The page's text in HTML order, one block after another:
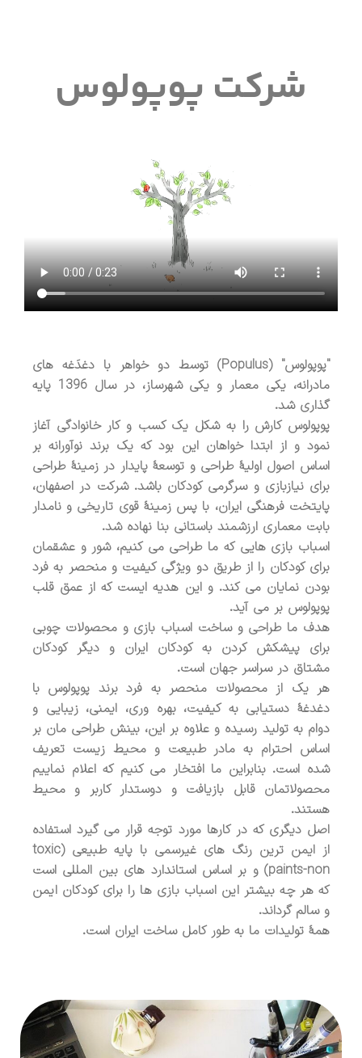
شرکت پوپولوس
"پوپولوس" (Populus) توسط دو خواهر با دغدَغه های
مادرانه، یکی معمار و یکی شهرساز، در سال 1396 پایه
گذاری شد.
پوپولوس کارش را به شکل یک کسب و کار خانوادگی آغاز
نمود و از ابتدا خواهان این بود که یک برند نوآورانه بر
اساس اصول اولیۀ طراحی و توسعۀ پایدار در زمینۀ طراحی
برای نیازبازی و سرگرمی کودکان باشد. شرکت در اصفهان،
پایتخت فرهنگی ایران، با پس زمینۀ قوی تاریخی و نامدار
بابت معماری ارزشمند باستانی بنا نهاده شد.
اسباب بازی هایی که ما طراحی می کنیم، شور و عشقمان
برای کودکان را از طریق دو ویژگی کیفیت و منحصر به فرد
بودن نمایان می کند. و این هدیه ایست که از عمق قلب
پوپولوس بر می آید.
هدف ما طراحی و ساخت اسباب بازی و محصولات چوبی
برای پیشکش کردن به کودکان ایران و دیگر کودکان
مشتاق در سراسر جهان است.
هر یک از محصولات منحصر به فرد برند پوپولوس با
دغدغۀ دستیابی به کیفیت، بهره وری، ایمنی، زیبایی و
دوام به تولید رسیده و علاوه بر این، بینش طراحی مان بر
اساس احترام به مادر طبیعت و محیط زیست تعریف
شده است. بنابراین ما افتخار می کنیم که اعلام نماییم
محصولاتمان قابل بازیافت و دوستدار کاربر و محیط
هستند.
اصل دیگری که در کارها مورد توجه قرار می گیرد استفاده
از ایمن ترین رنگ های غیرسمی با پایه طبیعی (toxic
paints-non) و بر اساس استاندارد های بین المللی است
که هر چه بیشتر این اسباب بازی ها را برای کودکان ایمن
و سالم گرداند.
همۀ تولیدات ما به طور کامل ساخت ایران است.